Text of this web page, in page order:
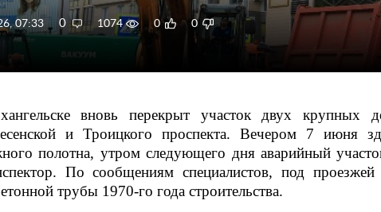
07:33 0 1074 0 0
вновь перекрыт участок двух крупных
и Троицкого проспекта. Вечером 7 июня
полотна, утром следующего дня аварийный
По сообщениям специалистов, под
трубы 1970-го года строительства.